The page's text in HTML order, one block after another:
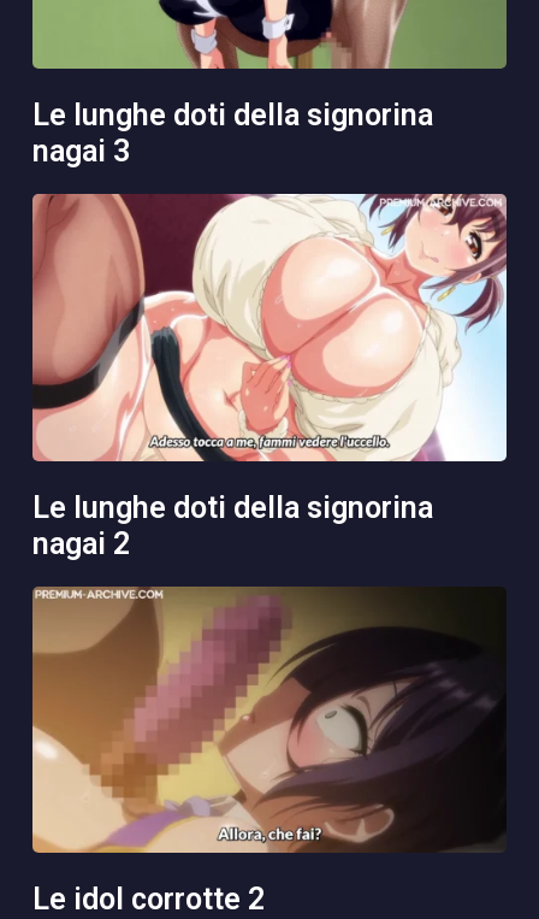
le lunghe doti della signorina
nagai 3
le lunghe doti della signorina
nagai 2
le idol corrotte 2